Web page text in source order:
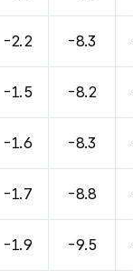
-2.2 -8.3
-1.5 -8.2
-1.6 -8.3
-1.7 -8.8
-1.9 -9.5